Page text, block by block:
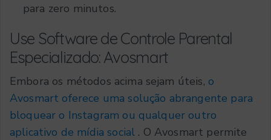
para zero minutos.
Use Software de Controle Parental
Especializado: Avosmart
Embora os métodos acima sejam úteis, o
Avosmart oferece uma solução abrangente para
bloquear o Instagram ou qualquer outro
aplicativo de mídia social . O Avosmart permite